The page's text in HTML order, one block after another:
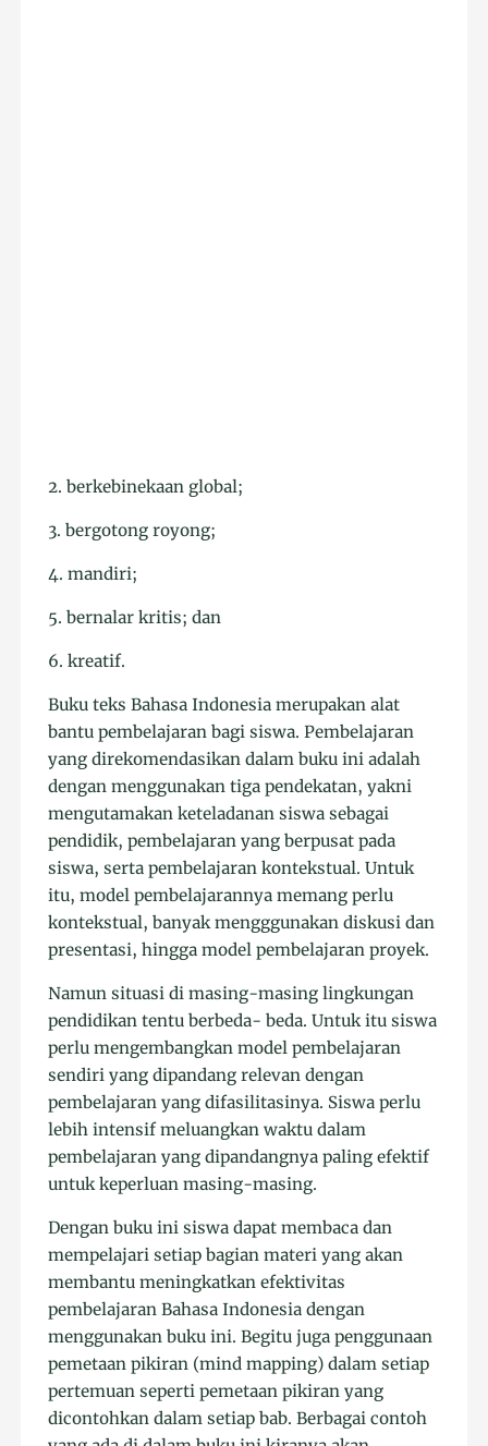
2. berkebinekaan global;
3. bergotong royong;
4. mandiri;
5. bernalar kritis; dan
6. kreatif.
Buku teks Bahasa Indonesia merupakan alat
bantu pembelajaran bagi siswa. Pembelajaran
yang direkomendasikan dalam buku ini adalah
dengan menggunakan tiga pendekatan, yakni
mengutamakan keteladanan siswa sebagai
pendidik, pembelajaran yang berpusat pada
siswa, serta pembelajaran kontekstual. Untuk
itu, model pembelajarannya memang perlu
kontekstual, banyak mengggunakan diskusi dan
presentasi, hingga model pembelajaran proyek.
Namun situasi di masing-masing lingkungan
pendidikan tentu berbeda- beda. Untuk itu siswa
perlu mengembangkan model pembelajaran
sendiri yang dipandang relevan dengan
pembelajaran yang difasilitasinya. Siswa perlu
lebih intensif meluangkan waktu dalam
pembelajaran yang dipandangnya paling efektif
untuk keperluan masing-masing.
Dengan buku ini siswa dapat membaca dan
mempelajari setiap bagian materi yang akan
membantu meningkatkan efektivitas
pembelajaran Bahasa Indonesia dengan
menggunakan buku ini. Begitu juga penggunaan
pemetaan pikiran (mind mapping) dalam setiap
pertemuan seperti pemetaan pikiran yang
dicontohkan dalam setiap bab. Berbagai contoh